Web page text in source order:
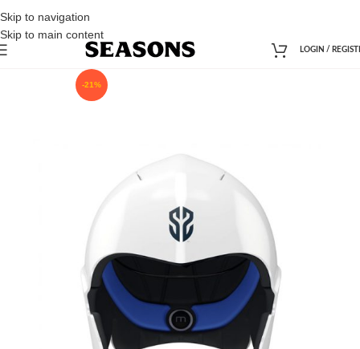
Skip to navigation
Skip to main content
LOGIN /
-21%